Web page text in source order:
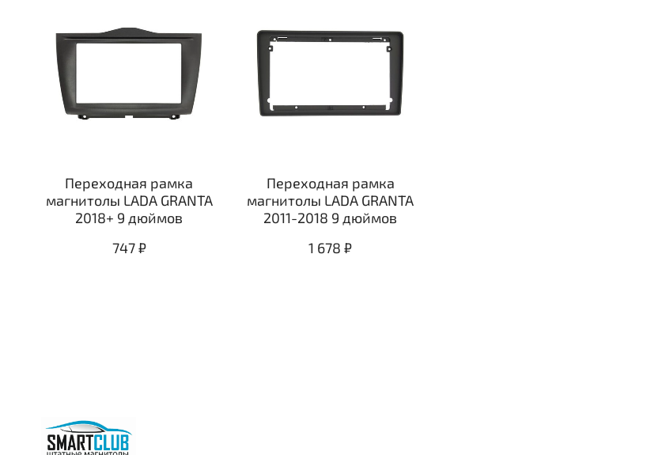
Переходная рамка
магнитолы LADA GRANTA
2018+ 9 дюймов
747 ₽
Переходная рамка
магнитолы LADA GRANTA
2011-2018 9 дюймов
1 678 ₽